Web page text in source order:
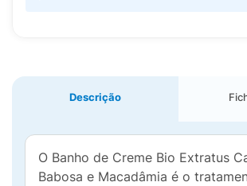
Descrição
O Banho de Creme Bio Extratus
Babosa e Macadâmia é o